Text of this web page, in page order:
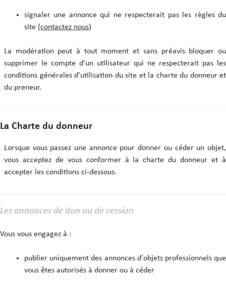
signaler une annonce qui ne respecterait pas les règles du
site (contactez nous)
La modération peut à tout moment et sans préavis bloquer ou
supprimer le compte d'un utilisateur qui ne respecterait pas les
conditions générales d'utilisation du site et la charte du donneur et
du preneur.
La Charte du donneur
Lorsque vous passez une annonce pour donner ou céder un objet,
vous acceptez de vous conformer à la charte du donneur et à
accepter les conditions ci-dessous.
Les annonces de don ou de cession
Vous vous engagez à :
publier uniquement des annonces d'objets professionnels que
vous êtes autorisés à donner ou à céder